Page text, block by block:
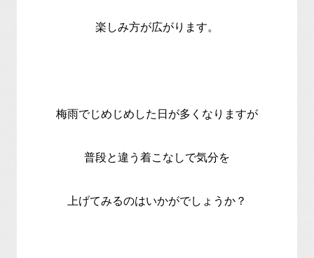
楽しみ方が広がります。
梅雨でじめじめした日が多くなりますが
普段と違う着こなしで気分を
上げてみるのはいかがでしょうか？